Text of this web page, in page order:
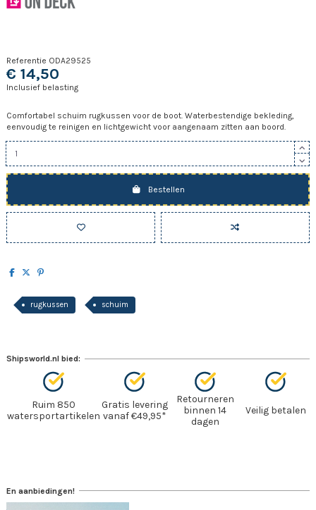
Referentie ODA29525
€ 14,50
Inclusief belasting
Comfortabel schuim rugkussen voor de boot. Waterbestendige bekleding,
eenvoudig te reinigen en lichtgewicht voor aangenaam zitten aan boord.
Bestellen
rugkussen schuim
Shipsworld.nl bied:
Ruim 850
watersportartikelen
Gratis levering
vanaf €49,95*
Retourneren
binnen 14
dagen
Veilig betalen
En aanbiedingen!